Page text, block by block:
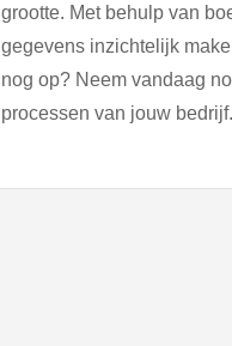
grootte. Met behulp van
gegevens inzichtelijk
nog op? Neem vandaag
processen van jouw bedrijf.